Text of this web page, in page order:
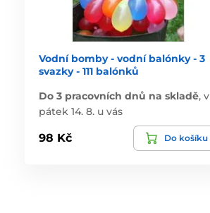
Vodní bomby - vodní balónky - 3
svazky - 111 balónků
Do 3 pracovních dnů na skladě, v
pátek 14. 8. u vás
98 Kč Do košíku